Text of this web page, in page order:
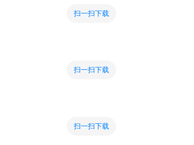
扫一扫下载
扫一扫下载
扫一扫下载